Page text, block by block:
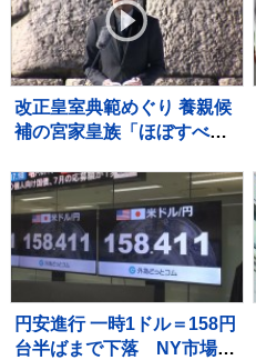
改正皇室典範めぐり 養親候
補の宮家皇族「ほぼすべて
明かす 男系男子の養子候
補は「把握せず」
円安進行 一時1ドル＝158円
台半ばまで下落 NY市場で